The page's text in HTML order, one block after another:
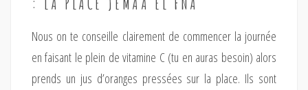
Nous on te conseille clairement de commencer la journée
en faisant le plein de vitamine C (tu en auras besoin) alors
prends un jus d’oranges pressées sur la place. Ils sont